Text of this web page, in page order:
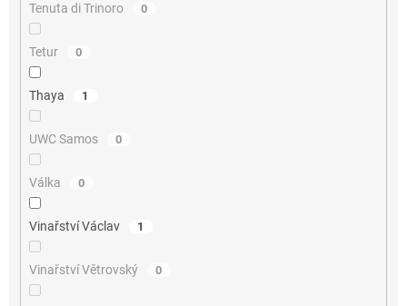
Tenuta di Trinoro 0
Tetur 0
Thaya 1
UWC Samos 0
Válka 0
Vinařství Václav 1
Vinařství Větrovský 0